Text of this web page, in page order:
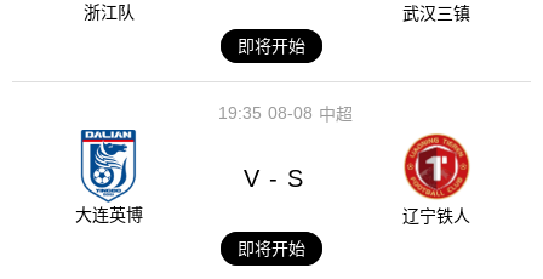
浙江队
武汉三镇
即将开始
08-08
19:35 中超
大连英博
V - S
辽宁铁人
即将开始